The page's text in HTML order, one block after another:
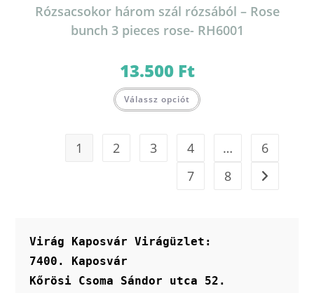
Rózsacsokor három szál rózsából – Rose
bunch 3 pieces rose- RH6001
13.500 Ft
Válassz opciót
1 2 3 4 …
6
7
8
Virág Kaposvár Virágüzlet:
7400. Kaposvár
Kőrösi Csoma Sándor utca 52.